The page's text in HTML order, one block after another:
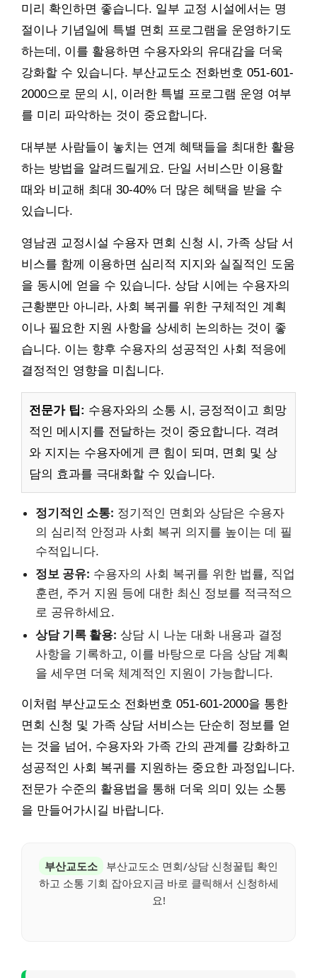
미리 확인하면 좋습니다. 일부 교정 시설에서는 명
절이나 기념일에 특별 면회 프로그램을 운영하기도
하는데, 이를 활용하면 수용자와의 유대감을 더욱
강화할 수 있습니다. 부산교도소 전화번호 051-601-
2000으로 문의 시, 이러한 특별 프로그램 운영 여부
를 미리 파악하는 것이 중요합니다.
대부분 사람들이 놓치는 연계 혜택들을 최대한 활용
하는 방법을 알려드릴게요. 단일 서비스만 이용할
때와 비교해 최대 30-40% 더 많은 혜택을 받을 수
있습니다.
영남권 교정시설 수용자 면회 신청 시, 가족 상담 서
비스를 함께 이용하면 심리적 지지와 실질적인 도움
을 동시에 얻을 수 있습니다. 상담 시에는 수용자의
근황뿐만 아니라, 사회 복귀를 위한 구체적인 계획
이나 필요한 지원 사항을 상세히 논의하는 것이 좋
습니다. 이는 향후 수용자의 성공적인 사회 적응에
결정적인 영향을 미칩니다.
전문가 팁: 수용자와의 소통 시, 긍정적이고 희망
적인 메시지를 전달하는 것이 중요합니다. 격려
와 지지는 수용자에게 큰 힘이 되며, 면회 및 상
담의 효과를 극대화할 수 있습니다.
정기적인 소통: 정기적인 면회와 상담은 수용자
의 심리적 안정과 사회 복귀 의지를 높이는 데 필
수적입니다.
정보 공유: 수용자의 사회 복귀를 위한 법률, 직업
훈련, 주거 지원 등에 대한 최신 정보를 적극적으
로 공유하세요.
상담 기록 활용: 상담 시 나눈 대화 내용과 결정
사항을 기록하고, 이를 바탕으로 다음 상담 계획
을 세우면 더욱 체계적인 지원이 가능합니다.
이처럼 부산교도소 전화번호 051-601-2000을 통한
면회 신청 및 가족 상담 서비스는 단순히 정보를 얻
는 것을 넘어, 수용자와 가족 간의 관계를 강화하고
성공적인 사회 복귀를 지원하는 중요한 과정입니다.
전문가 수준의 활용법을 통해 더욱 의미 있는 소통
을 만들어가시길 바랍니다.
부산교도소
부산교도소 면회/상담 신청꿀팁 확인
하고 소통 기회 잡아요지금 바로 클릭해서 신청하세
요!